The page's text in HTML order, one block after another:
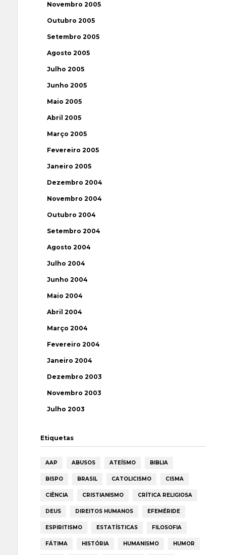
Novembro 2005
Outubro 2005
Setembro 2005
Agosto 2005
Julho 2005
Junho 2005
Maio 2005
Abril 2005
Março 2005
Fevereiro 2005
Janeiro 2005
Dezembro 2004
Novembro 2004
Outubro 2004
Setembro 2004
Agosto 2004
Julho 2004
Junho 2004
Maio 2004
Abril 2004
Março 2004
Fevereiro 2004
Janeiro 2004
Dezembro 2003
Novembro 2003
Julho 2003
Etiquetas
AAP ABUSOS ATEÍSMO BIBLIA
BISPO BRASIL CATOLICISMO CISMA
CIÊNCIA CRISTIANISMO CRÍTICA RELIGIOSA
DEUS DIREITOS HUMANOS EFEMÉRIDE
ESPIRITISMO ESTATÍSTICAS FILOSOFIA
FÁTIMA HISTÓRIA HUMANISMO HUMOR